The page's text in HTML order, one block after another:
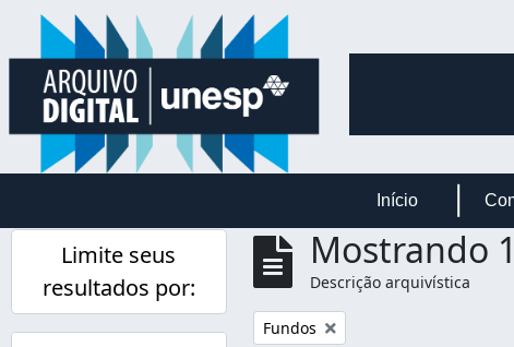
Skip to main content
Início
Limite seus
resultados por:
Mostrando
Descrição arquivística
Remover filtro:
Fundos